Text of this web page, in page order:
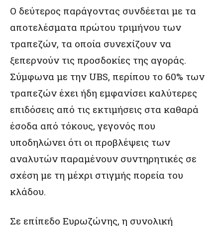
Ο δεύτερος παράγοντας συνδέεται με τα
αποτελέσματα πρώτου τριμήνου των
τραπεζών, τα οποία συνεχίζουν να
ξεπερνούν τις προσδοκίες της αγοράς.
Σύμφωνα με την UBS, περίπου το 60% των
τραπεζών έχει ήδη εμφανίσει καλύτερες
επιδόσεις από τις εκτιμήσεις στα καθαρά
έσοδα από τόκους, γεγονός που
υποδηλώνει ότι οι προβλέψεις των
αναλυτών παραμένουν συντηρητικές σε
σχέση με τη μέχρι στιγμής πορεία του
κλάδου.
Σε επίπεδο Ευρωζώνης, η συνολική